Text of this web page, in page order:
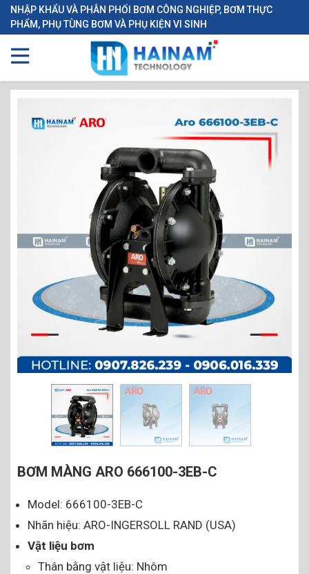
NHẬP KHẨU VÀ PHÂN PHỐI BƠM CÔNG NGHIỆP, BƠM THỰC
PHẨM, PHỤ TÙNG BƠM VÀ PHỤ KIỆN VI SINH
BƠM MÀNG ARO 666100-3EB-C
Model: 666100-3EB-C
Nhãn hiệu: ARO-INGERSOLL RAND (USA)
Vật liệu bơm
Thân bằng vật liệu: Nhôm